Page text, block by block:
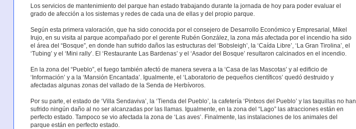
Los servicios de mantenimiento del parque han estado trabajando durante la jornada de hoy para poder evaluar el
grado de afección a los sistemas y redes de cada una de ellas y del propio parque.
Según esta primera valoración, que ha sido conocida por el consejero de Desarrollo Económico y Empresarial, Mikel
Irujo, en su visita al parque acompañado por el gerente Rubén González, la zona más afectada por el incendio ha sido
el área del “Bosque”, en donde han sufrido daños las estructuras del ‘Bobsleigh’, la ‘Caída Libre’, ‘La Gran Tirolina’, el
‘Tubing’ y el ‘Mini rally’. El ‘Restaurante Las Bardenas’ y el ‘Asador del Bosque’ resultaron calcinados en el incendio.
En la zona del “Pueblo”, el fuego también afectó de manera severa a la ‘Casa de las Mascotas’ y al edificio de
‘Información’ y a la ‘Mansión Encantada’. Igualmente, el ‘Laboratorio de pequeños científicos’ quedó destruido y
afectadas algunas zonas del vallado de la Senda de Herbívoros.
Por su parte, el estado de ‘Villa Sendaviva’, la ‘Tienda del Pueblo’, la cafetería ‘Pintxos del Pueblo’ y las taquillas no han
sufrido ningún daño al no ser alcanzadas por las llamas. Igualmente, en la zona del “Lago” las atracciones están en
perfecto estado. Tampoco se vio afectada la zona de ‘Las aves’. Finalmente, las instalaciones de los animales del
parque están en perfecto estado.